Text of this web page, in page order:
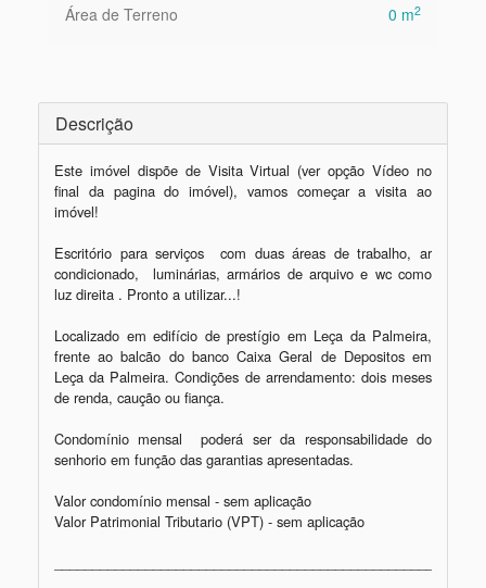
Área de Terreno 0 m2
Descrição
Este imóvel dispõe de Visita Virtual (ver opção Vídeo no
final da pagina do imóvel), vamos começar a visita ao
imóvel!
Escritório para serviços  com duas áreas de trabalho, ar
condicionado,  luminárias, armários de arquivo e wc como
luz direita . Pronto a utilizar...!
Localizado em edifício de prestígio em Leça da Palmeira,
frente ao balcão do banco Caixa Geral de Depositos em
Leça da Palmeira. Condições de arrendamento: dois meses
de renda, caução ou fiança.
Condomínio mensal  poderá ser da responsabilidade do
senhorio em função das garantias apresentadas.
Valor condomínio mensal - sem aplicação
Valor Patrimonial Tributario (VPT) - sem aplicação